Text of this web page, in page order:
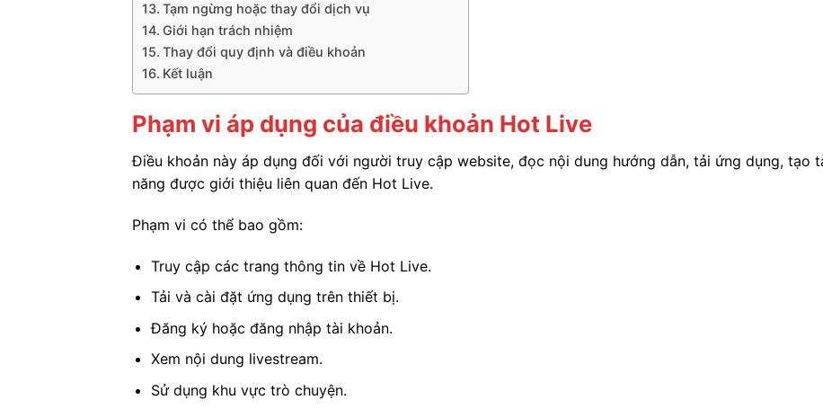
Tạm ngừng hoặc thay đổi dịch vụ
Giới hạn trách nhiệm
Thay đổi quy định và điều khoản
Kết luận
Phạm vi áp dụng của điều khoản Hot Live
Điều khoản này áp dụng đối với người truy cập website, đọc nội dung hướng dẫn, tải ứng dụng, tạo
năng được giới thiệu liên quan đến Hot Live.
Phạm vi có thể bao gồm:
Truy cập các trang thông tin về Hot Live.
Tải và cài đặt ứng dụng trên thiết bị.
Đăng ký hoặc đăng nhập tài khoản.
Xem nội dung livestream.
Sử dụng khu vực trò chuyện.